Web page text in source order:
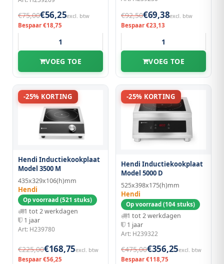
€75,00€56,25excl. btw
Bespaar €18,75
VOEG TOE
€92,50€69,38excl. btw
Bespaar €23,13
VOEG TOE
-25% KORTING
Hendi Inductiekookplaat
Model 3500 M
435x329x106(h)mm
Hendi
Op voorraad (521 stuks)
1 tot 2 werkdagen
1 jaar
Art: H239780
€225,00€168,75excl. btw
Bespaar €56,25
-25% KORTING
Hendi Inductiekookplaat
Model 5000 D
525x398x175(h)mm
Hendi
Op voorraad (104 stuks)
1 tot 2 werkdagen
1 jaar
Art: H239322
€475,00€356,25excl. btw
Bespaar €118,75